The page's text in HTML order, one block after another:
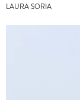
LAURA SORIA